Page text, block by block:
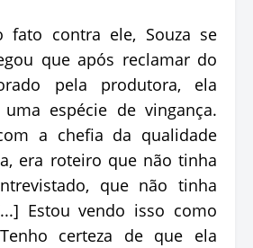
fato contra ele, Souza se
que após reclamar do
pela produtora, ela
espécie de vingança.
a chefia da qualidade
era roteiro que não tinha
que não tinha
Estou vendo isso como
certeza de que ela